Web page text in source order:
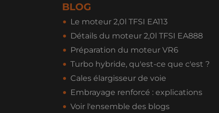
BLOG
Le moteur 2,0l TFSI EA113
Détails du moteur 2,0l TFSI EA888
Préparation du moteur VR6
Turbo hybride, qu'est-ce que c'est ?
Cales élargisseur de voie
Embrayage renforcé : explications
Voir l'ensemble des blogs